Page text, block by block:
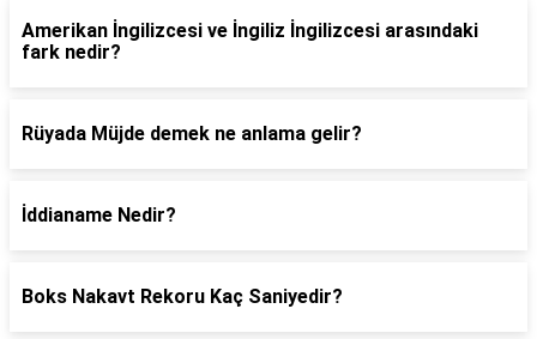
Amerikan İngilizcesi ve İngiliz İngilizcesi arasındaki
fark nedir?
Rüyada Müjde demek ne anlama gelir?
İddianame Nedir?
Boks Nakavt Rekoru Kaç Saniyedir?